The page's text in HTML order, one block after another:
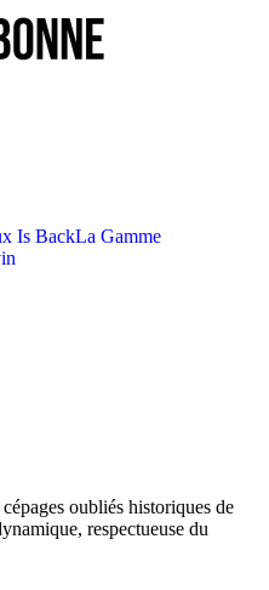
Is BackLa Gamme
oubliés historiques de
respectueuse du